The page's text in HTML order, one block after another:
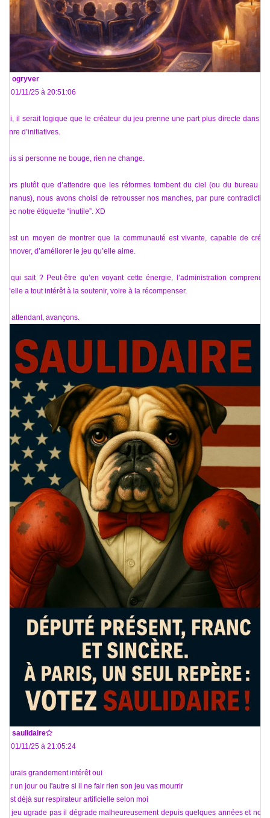
ogryver
Le 01/11/25 à 20:51:06
Oui, il serait logique que le créateur du jeu prenne une part plus directe dans ce
genre d’initiatives.
Mais si personne ne bouge, rien ne change.
Alors plutôt que d’attendre que les réformes tombent du ciel (ou du bureau de
Bananus), nous avons choisi de retrousser nos manches, par pure contradiction
avec notre étiquette “inutile”. XD
C’est un moyen de montrer que la communauté est vivante, capable de créer,
d’innover, d’améliorer le jeu qu’elle aime.
Et qui sait ? Peut-être qu’en voyant cette énergie, l’administration comprendra
qu’elle a tout intérêt à la soutenir, voire à la récompenser.
En attendant, avançons.
saulidaire
Le 01/11/25 à 21:05:24
Il aurais grandement intérêt oui
Car un jour ou l'autre si il ne fair rien son jeu vas mourrir
Il est déjà sur respirateur artificielle selon moi
Le jeu ugrade pas il dégrade malheureusement depuis quelques années et nous